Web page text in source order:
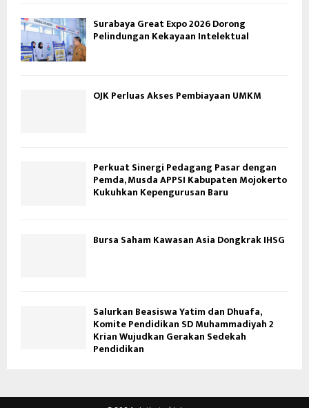
Surabaya Great Expo 2026 Dorong
Pelindungan Kekayaan Intelektual
OJK Perluas Akses Pembiayaan UMKM
Perkuat Sinergi Pedagang Pasar dengan
Pemda, Musda APPSI Kabupaten Mojokerto
Kukuhkan Kepengurusan Baru
Bursa Saham Kawasan Asia Dongkrak IHSG
Salurkan Beasiswa Yatim dan Dhuafa,
Komite Pendidikan SD Muhammadiyah 2
Krian Wujudkan Gerakan Sedekah
Pendidikan